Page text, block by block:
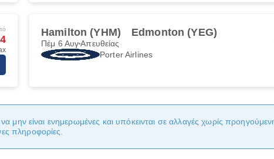
Hamilton (YHM) Edmonton (YEG)
Πέμ 6 ΑυγΑπευθείας
Porter Airlines
μην είναι ενημερωμένες και υπόκεινται σε αλλαγές χωρίς
πληροφορίες.